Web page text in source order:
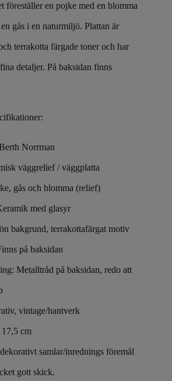
föreställer en pojke med en blomma
gås i en naturmiljö. Plattan är
terrakotta färgade toner och har
detaljer. På baksidan finns
Norrman
väggrelief / väggplatta
gås och blomma (relief)
med glasyr
bakgrund, terrakottafärgat motiv
på baksidan
Metalltråd på baksidan, redo att
vintage/hantverk
cm
samlar/inrednings föremål
gott skick.